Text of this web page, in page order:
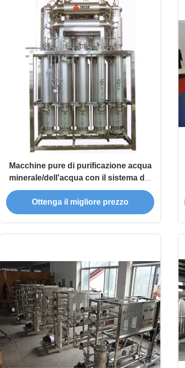
Macchine pure di purificazione acqua
minerale/dell'acqua con il sistema del
filtro
Ottenga il migliore prezzo